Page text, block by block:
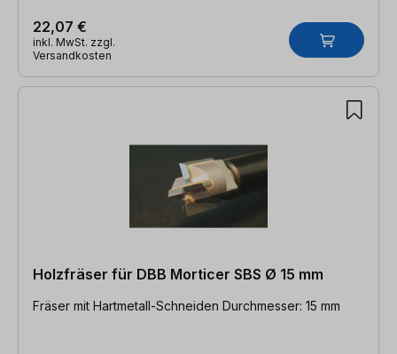
22,07 €
inkl. MwSt. zzgl.
Versandkosten
Holzfräser für DBB Morticer SBS Ø 15 mm
Fräser mit Hartmetall-Schneiden Durchmesser: 15 mm